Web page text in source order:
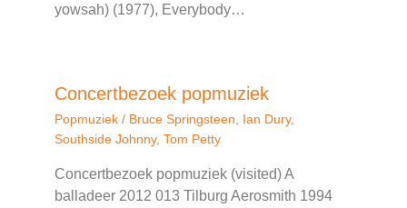
yowsah) (1977), Everybody…
Concertbezoek popmuziek
Popmuziek / Bruce Springsteen Ian Dury,
Southside Johnny, Tom Petty
Concertbezoek popmuziek (visited) A
balladeer 2012 013 Tilburg Aerosmith 1994